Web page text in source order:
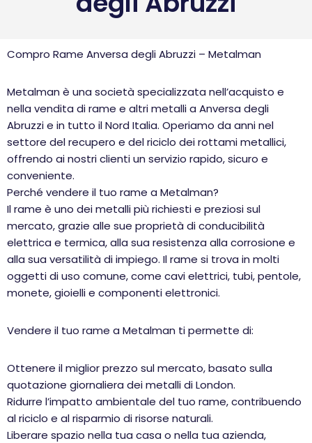
Compro Rame Anversa degli Abruzzi – Metalman
Metalman è una società specializzata nell’acquisto e
nella vendita di rame e altri metalli a Anversa degli
Abruzzi e in tutto il Nord Italia. Operiamo da anni nel
settore del recupero e del riciclo dei rottami metallici,
offrendo ai nostri clienti un servizio rapido, sicuro e
conveniente.
Perché vendere il tuo rame a Metalman?
Il rame è uno dei metalli più richiesti e preziosi sul
mercato, grazie alle sue proprietà di conducibilità
elettrica e termica, alla sua resistenza alla corrosione e
alla sua versatilità di impiego. Il rame si trova in molti
oggetti di uso comune, come cavi elettrici, tubi, pentole,
monete, gioielli e componenti elettronici.
Vendere il tuo rame a Metalman ti permette di:
Ottenere il miglior prezzo sul mercato, basato sulla
quotazione giornaliera dei metalli di London.
Ridurre l’impatto ambientale del tuo rame, contribuendo
al riciclo e al risparmio di risorse naturali.
Liberare spazio nella tua casa o nella tua azienda,